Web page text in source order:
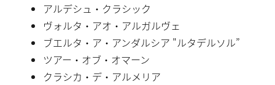
アルデシュ・クラシック
ヴォルタ・アオ・アルガルヴェ
ブエルタ・ア・アンダルシア "ルタデルソル”
ツアー・オブ・オマーン
クラシカ・デ・アルメリア